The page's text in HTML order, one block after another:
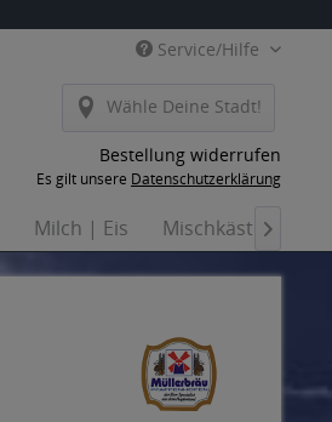
Service/Hilfe
Wähle Deine Stadt!
Bestellung widerrufen
Es gilt unsere Datenschutzerklärung
Milch | Eis Mischkästen
